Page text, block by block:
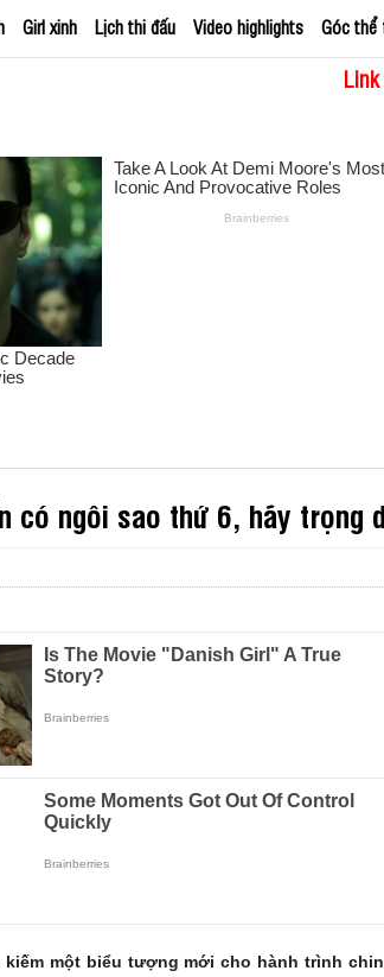
Girl xinh Lịch thi đấu Video highlights Góc thể
có ngôi sao thứ 6, hãy trọng
kiếm một biểu tượng mới cho hành trình